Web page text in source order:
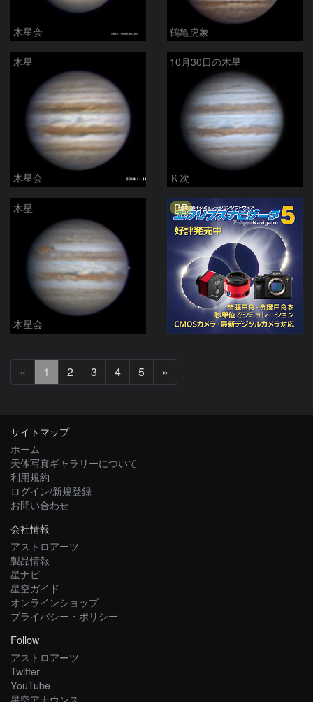
木星会 鶴亀虎象
木星
木星会
10月30日の木星
Ｋ次
木星
木星会
PR
« 1 2 3 4 5 »
へ
サイトマップ
ホーム
天体写真ギャラリーについて
利用規約
ログイン/新規登録
お問い合わせ
会社情報
アストロアーツ
製品情報
星ナビ
星空ガイド
オンラインショップ
プライバシー・ポリシー
Follow
アストロアーツ
Twitter
YouTube
星空アナウンス